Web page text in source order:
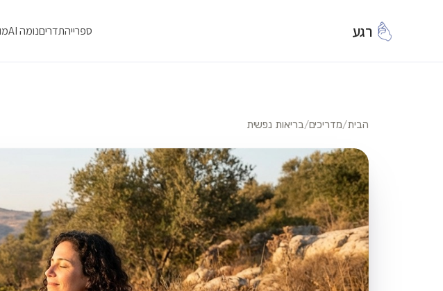
רגע ספרייהתדריםנומה AI
הבית/מדריכים/בריאות נפשית